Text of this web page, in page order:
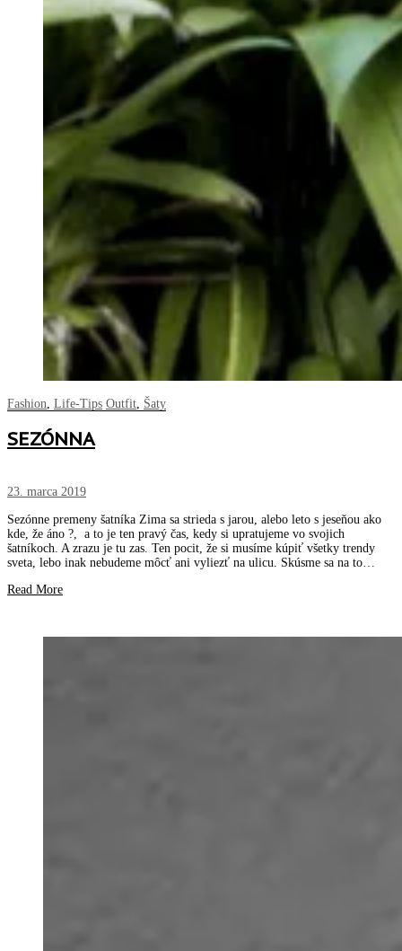
Fashion Life-Tips Outfit Šaty
SEZÓNNA
23. marca 2019
Sezónne premeny šatníka Zima sa strieda s jarou, alebo leto s jeseňou ako
kde, že áno ?, a to je ten pravý čas, kedy si upratujeme vo svojich
šatníkoch. A zrazu je tu zas. Ten pocit, že si musíme kúpiť všetky trendy
sveta, lebo inak nebudeme môcť ani vyliezť na ulicu. Skúsme sa na to…
Read More